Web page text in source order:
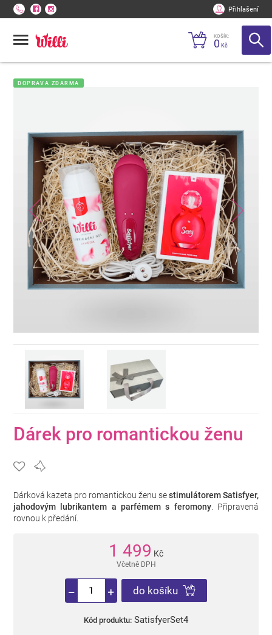
Přihlašení
KOŠÍK:
0 Kč
DOPRAVA ZDARMA
Dárek pro romantickou ženu
Dárková kazeta pro romantickou ženu sestimulátorem Satisfyer,
jahodovým lubrikantem a parfémem s feromony. Připravená
rovnou k předání.
1 499 Kč
Včetně DPH
do košíku
Kód produktu: SatisfyerSet4